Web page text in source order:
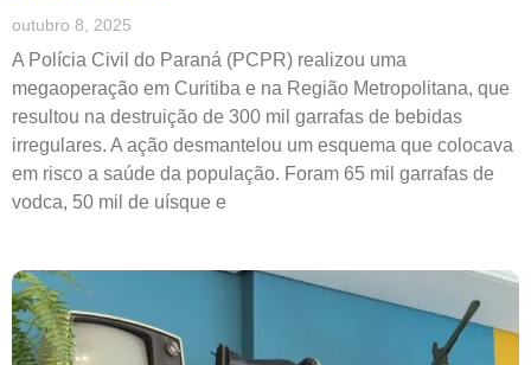
outubro 8, 2025
A Polícia Civil do Paraná (PCPR) realizou uma
megaoperação em Curitiba e na Região Metropolitana, que
resultou na destruição de 300 mil garrafas de bebidas
irregulares. A ação desmantelou um esquema que colocava
em risco a saúde da população. Foram 65 mil garrafas de
vodca, 50 mil de uísque e